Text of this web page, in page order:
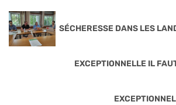
SÉCHERESSE DANS LES
EXCEPTIONNELLE IL